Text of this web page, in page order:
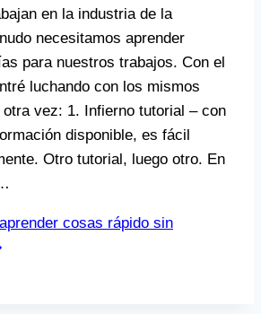
en la industria de la
necesitamos aprender
para nuestros trabajos. Con el
luchando con los mismos
vez: 1. Infierno tutorial – con
disponible, es fácil
Otro tutorial, luego otro. En
cosas rápido sin